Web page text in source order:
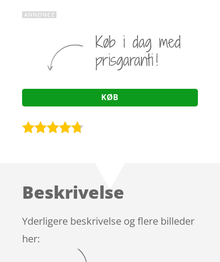
KØB
på
mmelser
Beskrivelse
Yderligere beskrivelse og flere billeder
her: